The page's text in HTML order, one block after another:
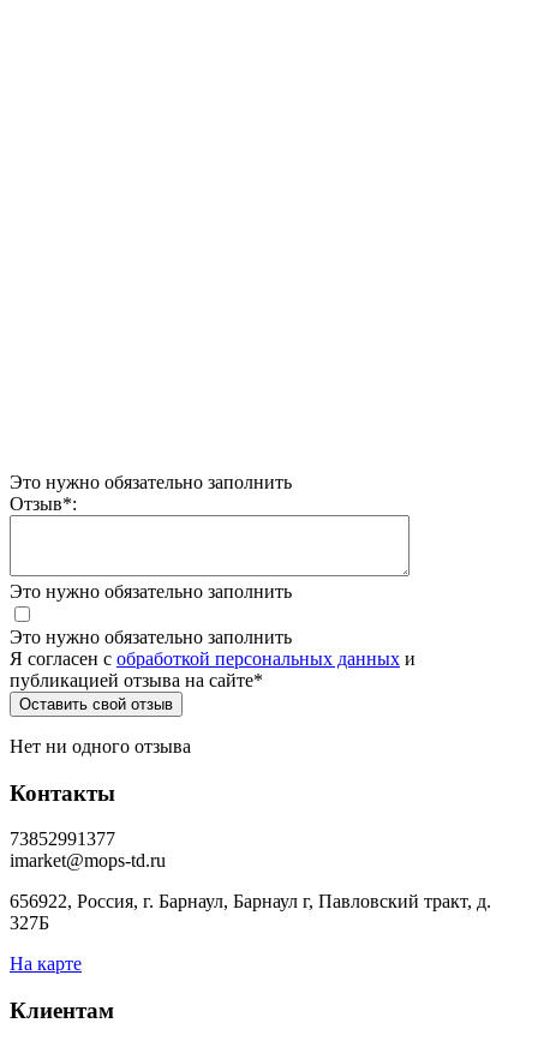
Это нужно обязательно заполнить
Отзыв*:
Это нужно обязательно заполнить
Это нужно обязательно заполнить
Я согласен c обработкой персональных данных и
публикацией отзыва на сайте*
Нет ни одного отзыва
Контакты
73852991377
imarket@mops-td.ru
656922, Россия, г. Барнаул, Барнаул г, Павловский тракт, д.
327Б
На карте
Клиентам